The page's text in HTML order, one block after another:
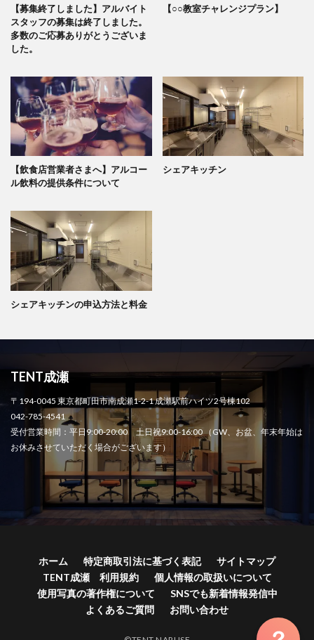
【募集終了しました】アルバイト
スタッフの募集は終了しました。
多数のご応募ありがとうございま
した。
【○○教室チャレンジプラン】
【飲食店営業者さまへ】アルコー
ル飲料の提供条件について
シェアキッチン
シェアキッチンの申込方法と料金
TENT成瀬
〒194-0045 東京都町田市南成瀬1-2-1 成瀬駅前ハイツ2号棟102
042-785-4541
受付営業時間：平日9:00-20:00 土日祝9:00-16:00 （GW、お盆、年末年始は
お休みさせていただく場合がございます）
ホーム 特定商取引法に基づく表記
サイトマップ
TENT成瀬 利用規約
個人情報の取扱いについて
使用写真の著作権について
SNSでも新着情報発信中
よくあるご質問
お問い合わせ